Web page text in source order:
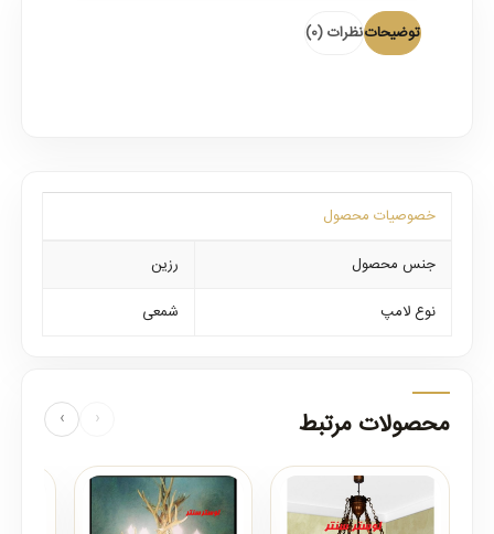
توضیحاتنظرات (0)
خصوصیات محصول
جنس محصول
رزین
نوع لامپ
شمعی
محصولات مرتبط ‹
›